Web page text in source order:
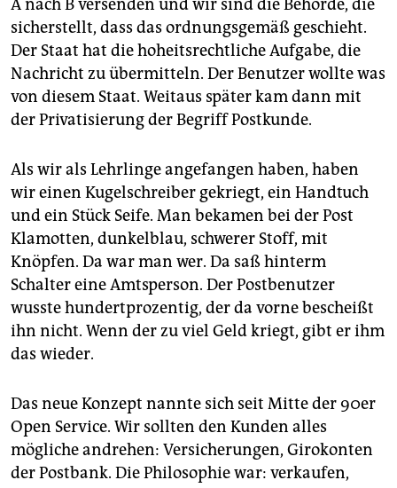
A nach B versenden und wir sind die Behörde, die
sicherstellt, dass das ordnungsgemäß geschieht.
Der Staat hat die hoheitsrechtliche Aufgabe, die
Nachricht zu übermitteln. Der Benutzer wollte was
von diesem Staat. Weitaus später kam dann mit
der Privatisierung der Begriff Postkunde.
Als wir als Lehrlinge angefangen haben, haben
wir einen Kugelschreiber gekriegt, ein Handtuch
und ein Stück Seife. Man bekamen bei der Post
Klamotten, dunkelblau, schwerer Stoff, mit
Knöpfen. Da war man wer. Da saß hinterm
Schalter eine Amtsperson. Der Postbenutzer
wusste hundertprozentig, der da vorne bescheißt
ihn nicht. Wenn der zu viel Geld kriegt, gibt er ihm
das wieder.
Das neue Konzept nannte sich seit Mitte der 90er
Open Service. Wir sollten den Kunden alles
mögliche andrehen: Versicherungen, Girokonten
der Postbank. Die Philosophie war: verkaufen,